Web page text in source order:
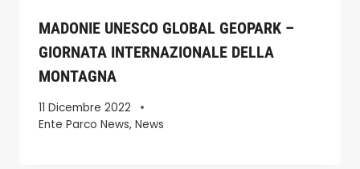
MADONIE UNESCO GLOBAL GEOPARK –
GIORNATA INTERNAZIONALE DELLA
MONTAGNA
11 Dicembre 2022
Ente Parco News, News